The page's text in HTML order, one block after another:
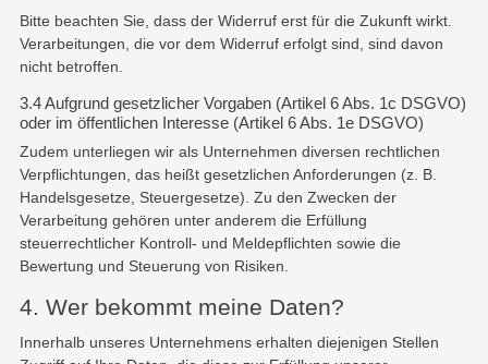
Bitte beachten Sie, dass der Widerruf erst für die Zukunft wirkt.
Verarbeitungen, die vor dem Widerruf erfolgt sind, sind davon
nicht betroffen.
3.4 Aufgrund gesetzlicher Vorgaben (Artikel 6 Abs. 1c DSGVO)
oder im öffentlichen Interesse (Artikel 6 Abs. 1e DSGVO)
Zudem unterliegen wir als Unternehmen diversen rechtlichen
Verpflichtungen, das heißt gesetzlichen Anforderungen (z. B.
Handelsgesetze, Steuergesetze). Zu den Zwecken der
Verarbeitung gehören unter anderem die Erfüllung
steuerrechtlicher Kontroll- und Meldepflichten sowie die
Bewertung und Steuerung von Risiken.
4. Wer bekommt meine Daten?
Innerhalb unseres Unternehmens erhalten diejenigen Stellen